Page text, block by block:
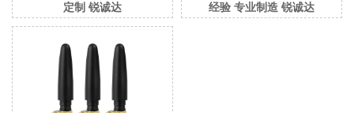
定制 锐诚达
经验 专业制造 锐诚达